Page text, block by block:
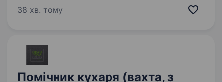
роботи на кухні Умови роботи: офіційне
38 хв. тому
Помічник кухаря (вахта, з